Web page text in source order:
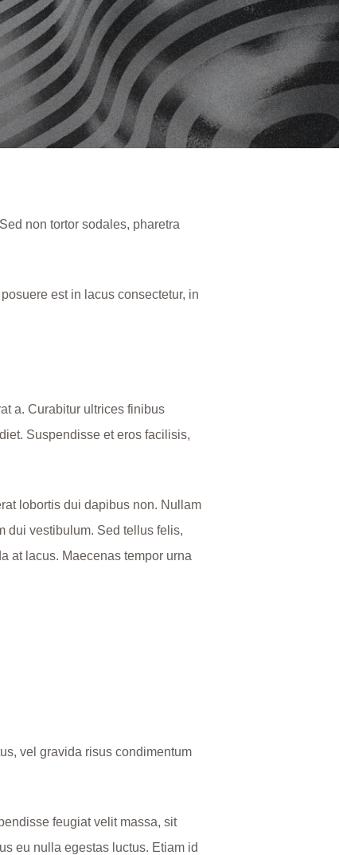
non tortor sodales, pharetra
est in lacus consectetur, in
a. Curabitur ultrices finibus
Suspendisse et eros facilisis,
lobortis dui dapibus non. Nullam
dui vestibulum. Sed tellus felis,
at lacus. Maecenas tempor urna
vel gravida risus condimentum
feugiat velit massa, sit
eu nulla egestas luctus. Etiam id